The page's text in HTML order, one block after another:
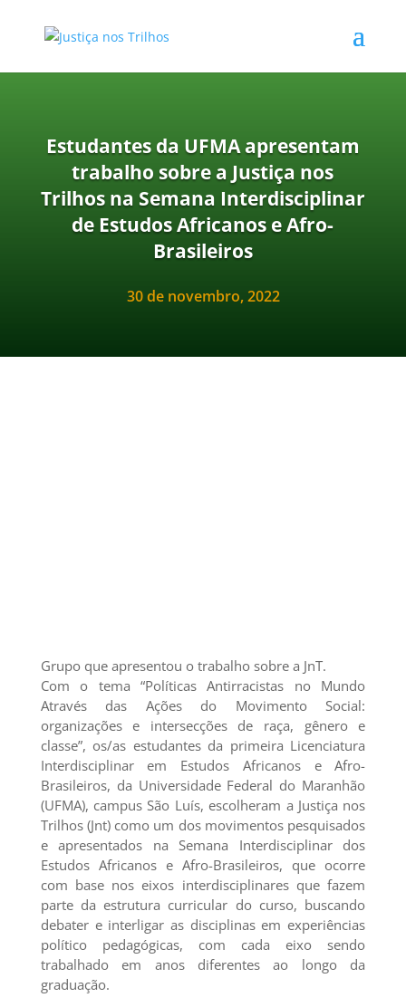
Estudantes da UFMA apresentam
trabalho sobre a Justiça nos
Trilhos na Semana Interdisciplinar
de Estudos Africanos e Afro-
Brasileiros
30 de novembro, 2022
Grupo que apresentou o trabalho sobre a JnT.
Com o tema “Políticas Antirracistas no Mundo
Através das Ações do Movimento Social:
organizações e intersecções de raça, gênero e
classe”, os/as estudantes da primeira Licenciatura
Interdisciplinar em Estudos Africanos e Afro-
Brasileiros, da Universidade Federal do Maranhão
(UFMA), campus São Luís, escolheram a Justiça nos
Trilhos (Jnt) como um dos movimentos pesquisados
e apresentados na Semana Interdisciplinar dos
Estudos Africanos e Afro-Brasileiros, que ocorre
com base nos eixos interdisciplinares que fazem
parte da estrutura curricular do curso, buscando
debater e interligar as disciplinas em experiências
político pedagógicas, com cada eixo sendo
trabalhado em anos diferentes ao longo da
graduação.